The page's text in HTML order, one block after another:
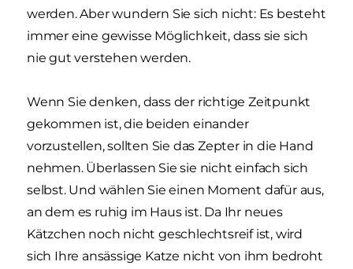
werden. Aber wundern Sie sich nicht: Es besteht
immer eine gewisse Möglichkeit, dass sie sich
nie gut verstehen werden.
Wenn Sie denken, dass der richtige Zeitpunkt
gekommen ist, die beiden einander
vorzustellen, sollten Sie das Zepter in die Hand
nehmen. Überlassen Sie sie nicht einfach sich
selbst. Und wählen Sie einen Moment dafür aus,
an dem es ruhig im Haus ist. Da Ihr neues
Kätzchen noch nicht geschlechtsreif ist, wird
sich Ihre ansässige Katze nicht von ihm bedroht